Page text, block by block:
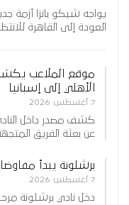
يواجه شيكو بانزا أزمة
العودة إلى القاهرة
موقع الملاعب
الأهلي إلى إسبانيا
7 أغسطس 2026
كشف مصدر داخل النادي
عن بعثة الفريق
برشلونة يبدأ
7 أغسطس 2026
دخل نادي برشلونة